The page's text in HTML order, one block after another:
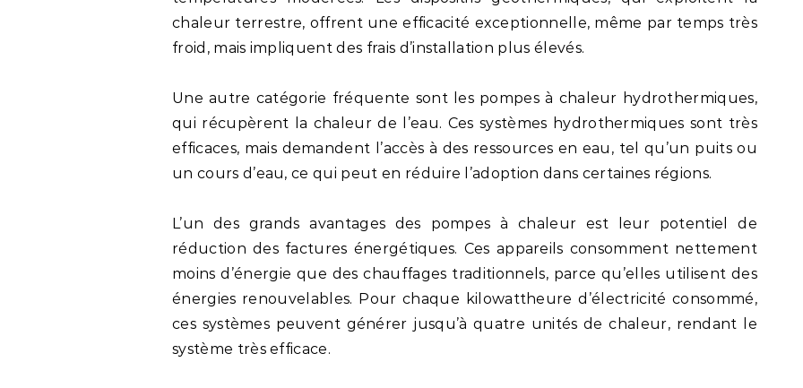
chaleur terrestre, offrent une efficacité exceptionnelle, même par temps très
froid, mais impliquent des frais d’installation plus élevés.
Une autre catégorie fréquente sont les pompes à chaleur hydrothermiques,
qui récupèrent la chaleur de l’eau. Ces systèmes hydrothermiques sont très
efficaces, mais demandent l’accès à des ressources en eau, tel qu’un puits ou
un cours d’eau, ce qui peut en réduire l’adoption dans certaines régions.
L’un des grands avantages des pompes à chaleur est leur potentiel de
réduction des factures énergétiques. Ces appareils consomment nettement
moins d’énergie que des chauffages traditionnels, parce qu’elles utilisent des
énergies renouvelables. Pour chaque kilowattheure d’électricité consommé,
ces systèmes peuvent générer jusqu’à quatre unités de chaleur, rendant le
système très efficace.